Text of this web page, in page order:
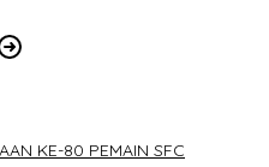
KE-80 PEMAIN SFC